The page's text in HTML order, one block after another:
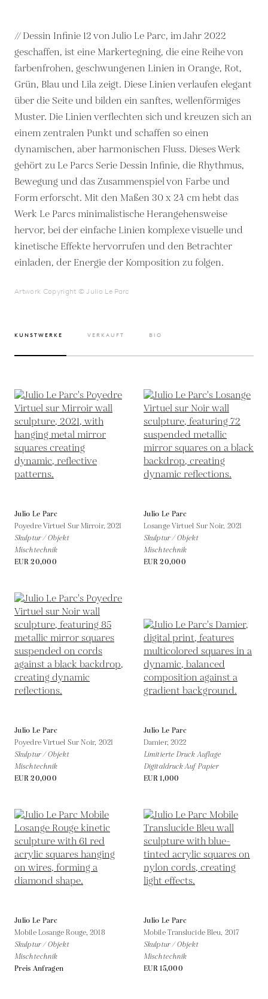
// Dessin Infinie 12 von Julio Le Parc, im Jahr 2022
geschaffen, ist eine Markertegning, die eine Reihe von
farbenfrohen, geschwungenen Linien in Orange, Rot,
Grün, Blau und Lila zeigt. Diese Linien verlaufen elegant
über die Seite und bilden ein sanftes, wellenförmiges
Muster. Die Linien verflechten sich und kreuzen sich an
einem zentralen Punkt und schaffen so einen
dynamischen, aber harmonischen Fluss. Dieses Werk
gehört zu Le Parcs Serie Dessin Infinie, die Rhythmus,
Bewegung und das Zusammenspiel von Farbe und
Form erforscht. Mit den Maßen 30 x 24 cm hebt das
Werk Le Parcs minimalistische Herangehensweise
hervor, bei der einfache Linien komplexe visuelle und
kinetische Effekte hervorrufen und den Betrachter
einladen, der Energie der Komposition zu folgen.
Artwork Copyright © Julio Le Parc
KUNSTWERKE VERKAUFT BIO
Julio Le Parc
Poyedre Virtuel Sur Mirroir, 2021
Skulptur / Objekt
Mischtechnik
EUR 20,000
Julio Le Parc
Losange Virtuel Sur Noir, 2021
Skulptur / Objekt
Mischtechnik
EUR 20,000
Julio Le Parc
Poyedre Virtuel Sur Noir, 2021
Skulptur / Objekt
Mischtechnik
EUR 20,000
Julio Le Parc
Damier, 2022
Limitierte Druck Auflage
Digitaldruck Auf Papier
EUR 1,000
Julio Le Parc
Mobile Losange Rouge,2018
Skulptur / Objekt
Mischtechnik
Preis Anfragen
Julio Le Parc
Mobile Translucide Bleu, 2017
Skulptur / Objekt
Mischtechnik
EUR 15,000